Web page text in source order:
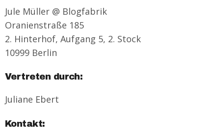
Jule Müller @ Blogfabrik
Oranienstraße 185
2. Hinterhof, Aufgang 5, 2. Stock
10999 Berlin
Vertreten durch:
Juliane Ebert
Kontakt: